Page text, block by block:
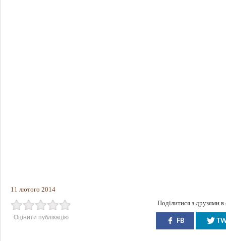
11 лютого 2014
Оцінити публікацію
Поділитися з друзями
FB